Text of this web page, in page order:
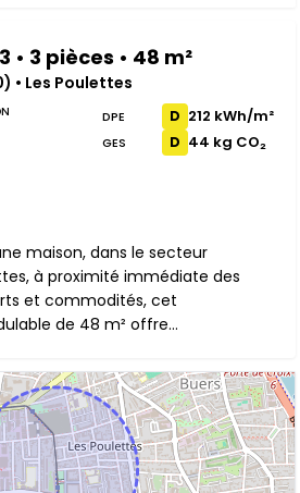
3 pièces • 48 m²
• Les Poulettes
DPE D 212 kWh/m²
GES D 44 kg CO₂
maison, dans le secteur
à proximité immédiate des
et commodités, cet
de 48 m² offre...